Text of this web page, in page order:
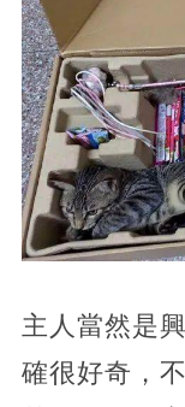
主人當然是
確很好奇，